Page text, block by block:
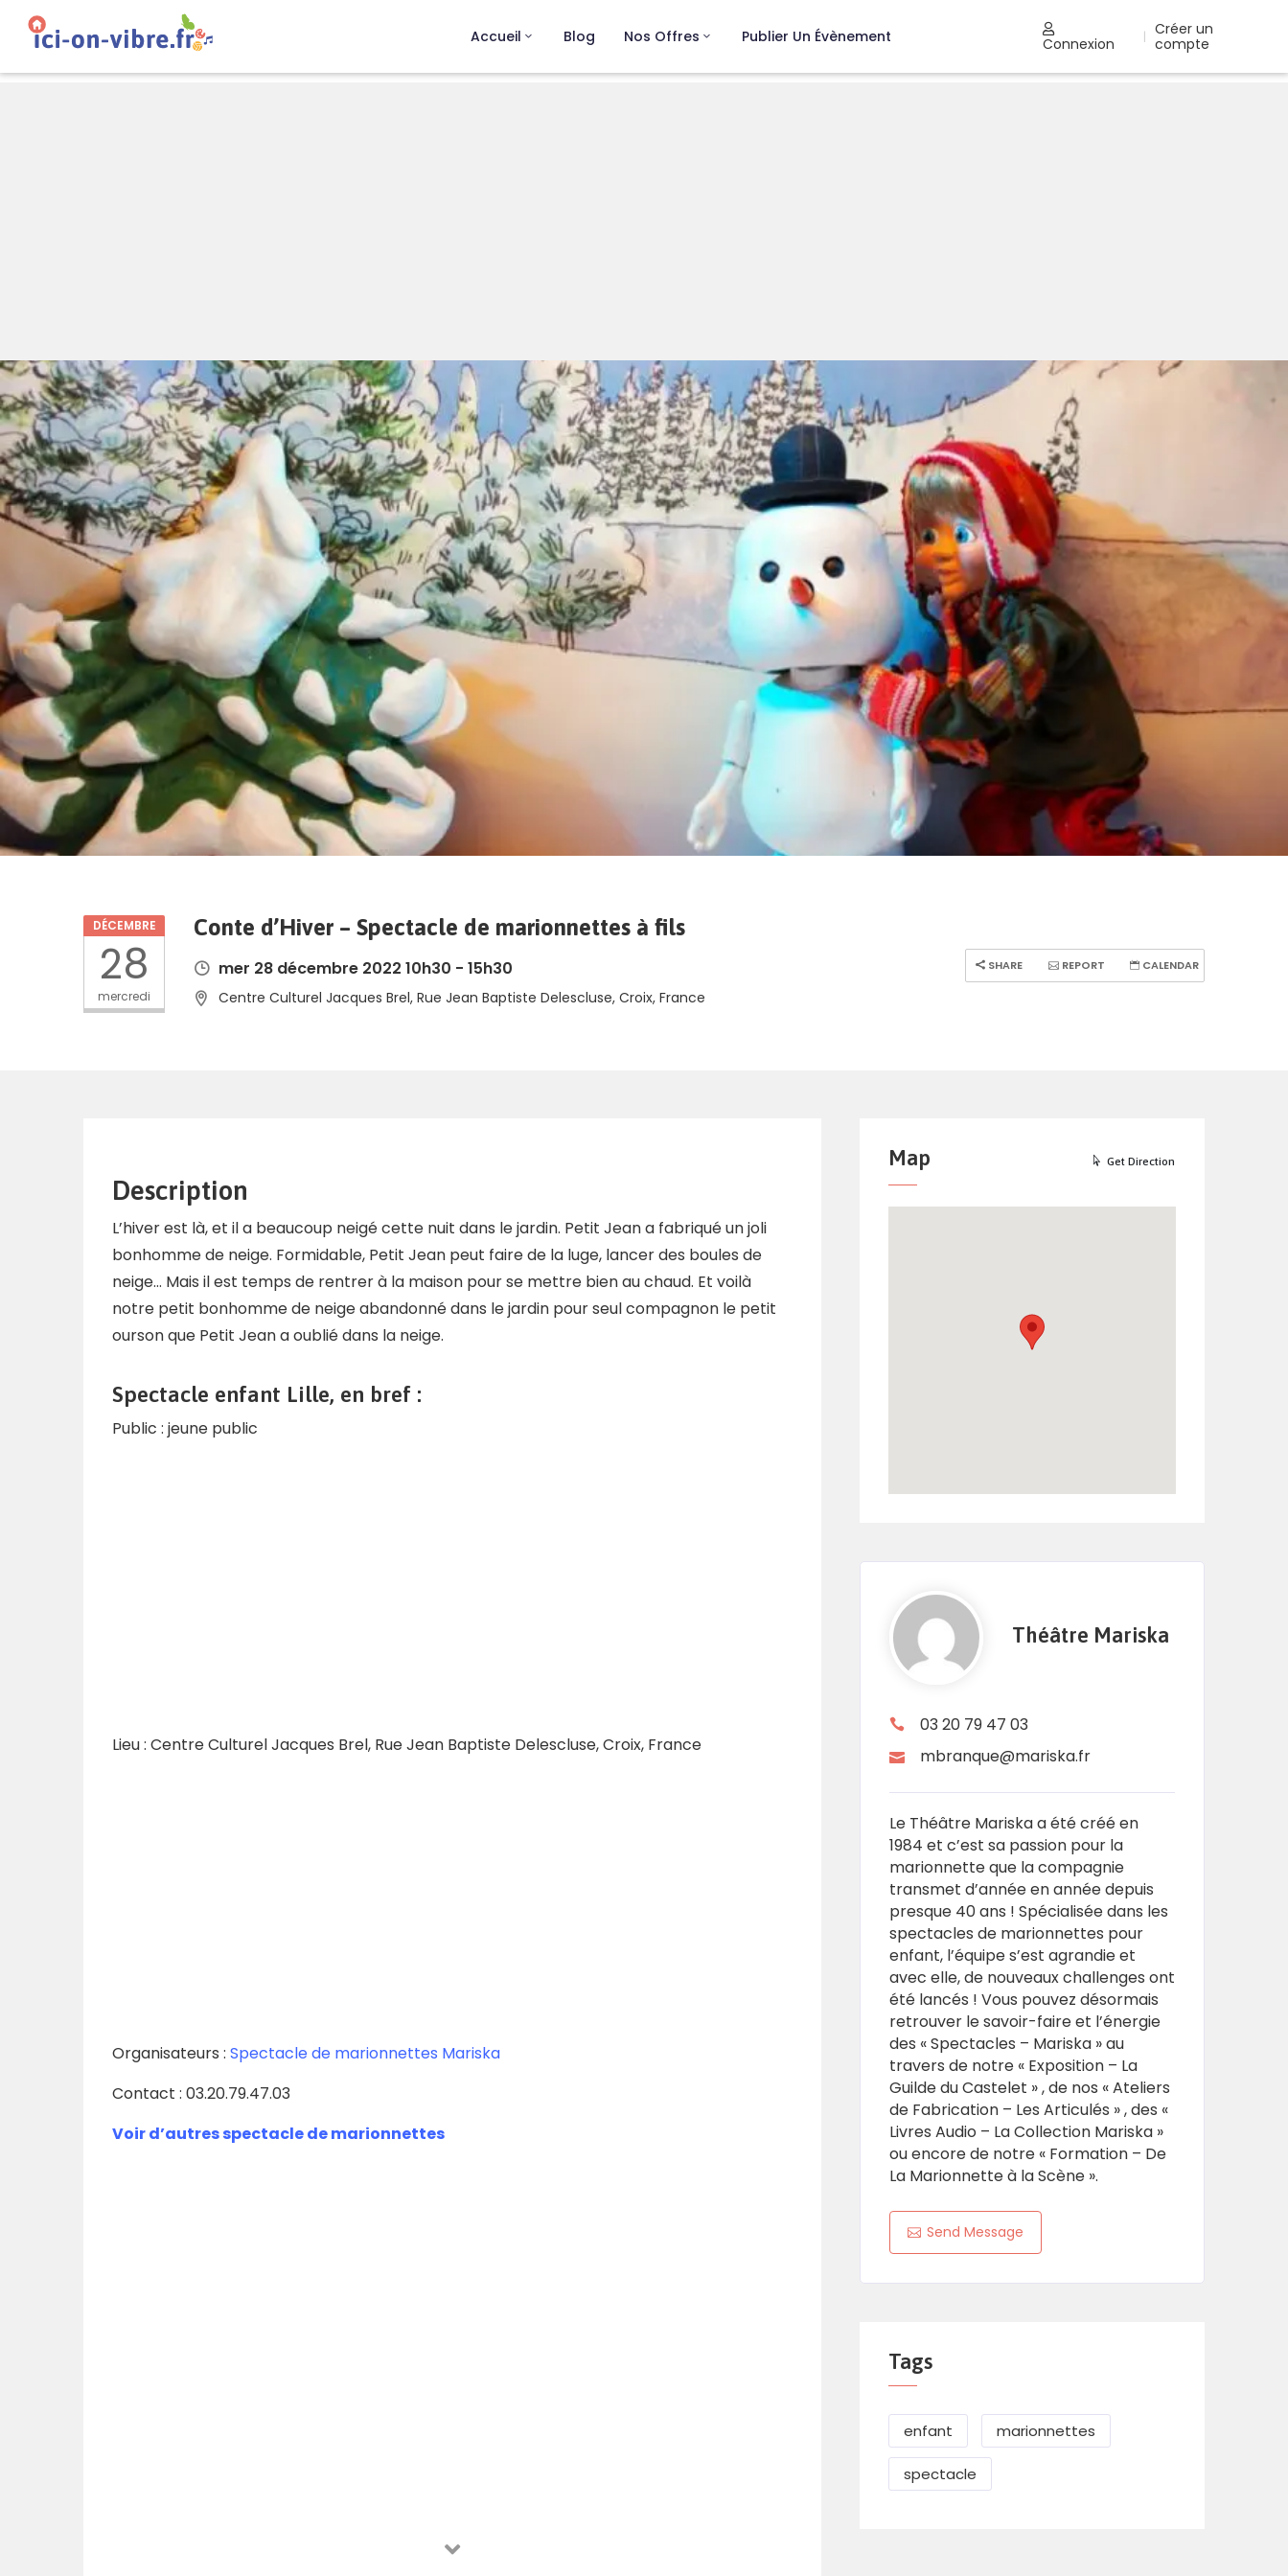
Accueil Blog Nos Offres Publier Un Évènement Connexion
Créer un
compte
DÉCEMBRE
28
mercredi
Conte d’Hiver – Spectacle de marionnettes à fils
mer 28 décembre 2022 10h30 - 15h30
Centre Culturel Jacques Brel, Rue Jean Baptiste Delescluse, Croix, France
SHARE REPORT CALENDAR
Description
L’hiver est là, et il a beaucoup neigé cette nuit dans le jardin. Petit Jean a fabriqué un joli
bonhomme de neige. Formidable, Petit Jean peut faire de la luge, lancer des boules de
neige… Mais il est temps de rentrer à la maison pour se mettre bien au chaud. Et voilà
notre petit bonhomme de neige abandonné dans le jardin pour seul compagnon le petit
ourson que Petit Jean a oublié dans la neige.
Spectacle enfant Lille, en bref :
Public : jeune public
Lieu : Centre Culturel Jacques Brel, Rue Jean Baptiste Delescluse, Croix, France
Organisateurs : Spectacle de marionnettes Mariska
Contact : 03.20.79.47.03
Voir d’autres spectacle de marionnettes
Map Get Direction
Théâtre Mariska
03 20 79 47 03
mbranque@mariska.fr
Le Théâtre Mariska a été créé en
1984 et c’est sa passion pour la
marionnette que la compagnie
transmet d’année en année depuis
presque 40 ans ! Spécialisée dans les
spectacles de marionnettes pour
enfant, l’équipe s’est agrandie et
avec elle, de nouveaux challenges ont
été lancés ! Vous pouvez désormais
retrouver le savoir-faire et l’énergie
des « Spectacles – Mariska » au
travers de notre « Exposition – La
Guilde du Castelet » , de nos « Ateliers
de Fabrication – Les Articulés » , des «
Livres Audio – La Collection Mariska »
ou encore de notre « Formation – De
La Marionnette à la Scène ».
Send Message
Tags
enfant marionnettes
spectacle